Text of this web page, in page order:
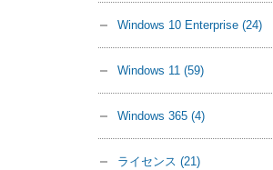
Windows 10 Enterprise (24)
Windows 11 (59)
Windows 365 (4)
ライセンス (21)